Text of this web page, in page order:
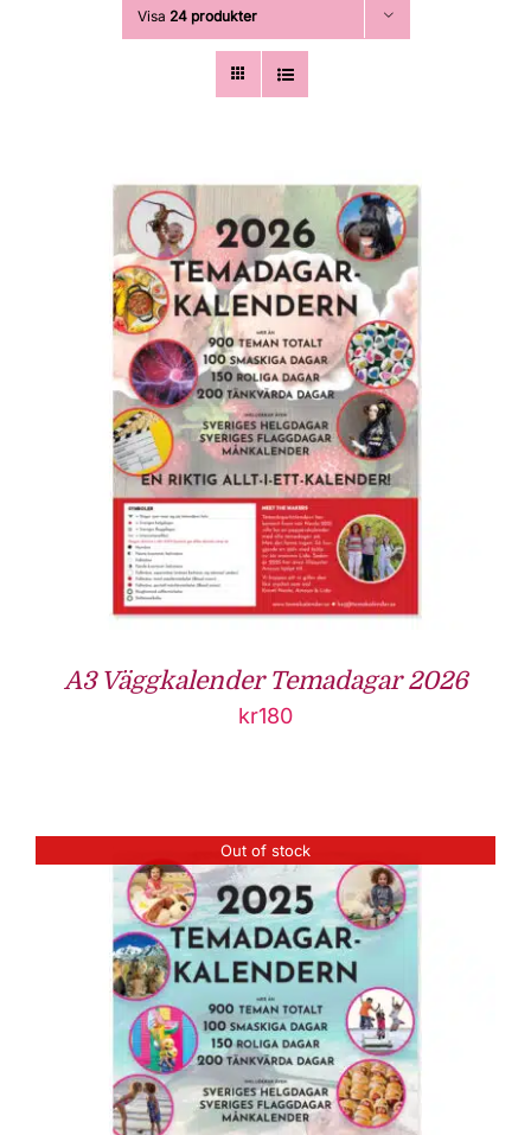
Visa 24 produkter
A3 Väggkalender Temadagar 2026
kr180
Out of stock